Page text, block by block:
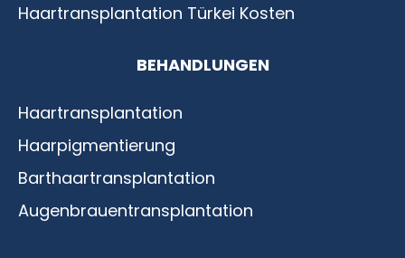
Haartransplantation Türkei Kosten
BEHANDLUNGEN
Haartransplantation
Haarpigmentierung
Barthaartransplantation
Augenbrauentransplantation